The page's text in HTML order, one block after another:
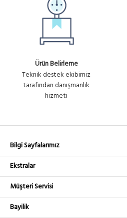
Ürün Belirleme
Teknik destek ekibimiz
tarafından danışmanlık
hizmeti
Bilgi Sayfalarımız
Ekstralar
Müşteri Servisi
Bayilik